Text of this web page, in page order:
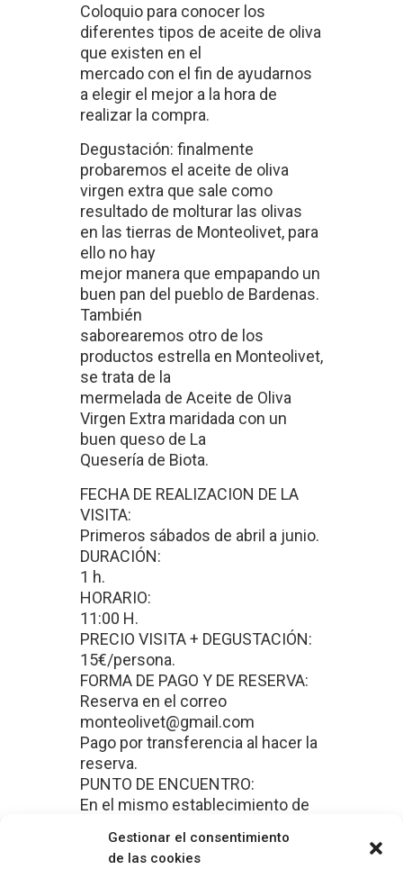
Gestionar el consentimiento
de las cookies
Coloquio para conocer los
diferentes tipos de aceite de oliva
que existen en el
mercado con el fin de ayudarnos
a elegir el mejor a la hora de
realizar la compra.
Degustación: finalmente
probaremos el aceite de oliva
virgen extra que sale como
resultado de molturar las olivas
en las tierras de Monteolivet, para
ello no hay
mejor manera que empapando un
buen pan del pueblo de Bardenas.
También
saborearemos otro de los
productos estrella en Monteolivet,
se trata de la
mermelada de Aceite de Oliva
Virgen Extra maridada con un
buen queso de La
Quesería de Biota.
FECHA DE REALIZACION DE LA
VISITA:
Primeros sábados de abril a junio.
DURACIÓN:
1 h.
HORARIO:
11:00 H.
PRECIO VISITA + DEGUSTACIÓN:
15€/persona.
FORMA DE PAGO Y DE RESERVA:
Reserva en el correo
monteolivet@gmail.com
Pago por transferencia al hacer la
reserva.
PUNTO DE ENCUENTRO:
En el mismo establecimiento de